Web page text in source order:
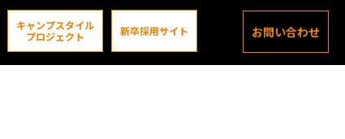
キャンプスタイル
プロジェクト
新卒採用サイト お問い合わせ